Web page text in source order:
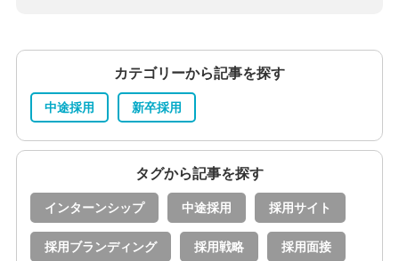
カテゴリーから記事を探す
中途採用 新卒採用
タグから記事を探す
インターンシップ 中途採用 採用サイト
採用ブランディング 採用戦略 採用面接